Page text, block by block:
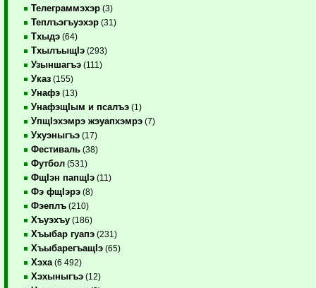
Телеграммэхэр (3)
Теплъэгъуэхэр (31)
Тхыдэ (64)
ТхылъыщIэ (293)
Узыншагъэ (111)
Указ (155)
Унафэ (13)
УнафэщIым и псалъэ (1)
УпщIэхэмрэ жэуапхэмрэ (7)
Ухуэныгъэ (17)
Фестиваль (38)
Футбол (531)
ФщIэн папщIэ (11)
Фэ фщIэрэ (8)
Фэеплъ (210)
Хъуэхъу (186)
Хъыбар гуапэ (231)
ХъыбарегъащIэ (65)
Хэха (6 492)
Хэхыныгъэ (12)